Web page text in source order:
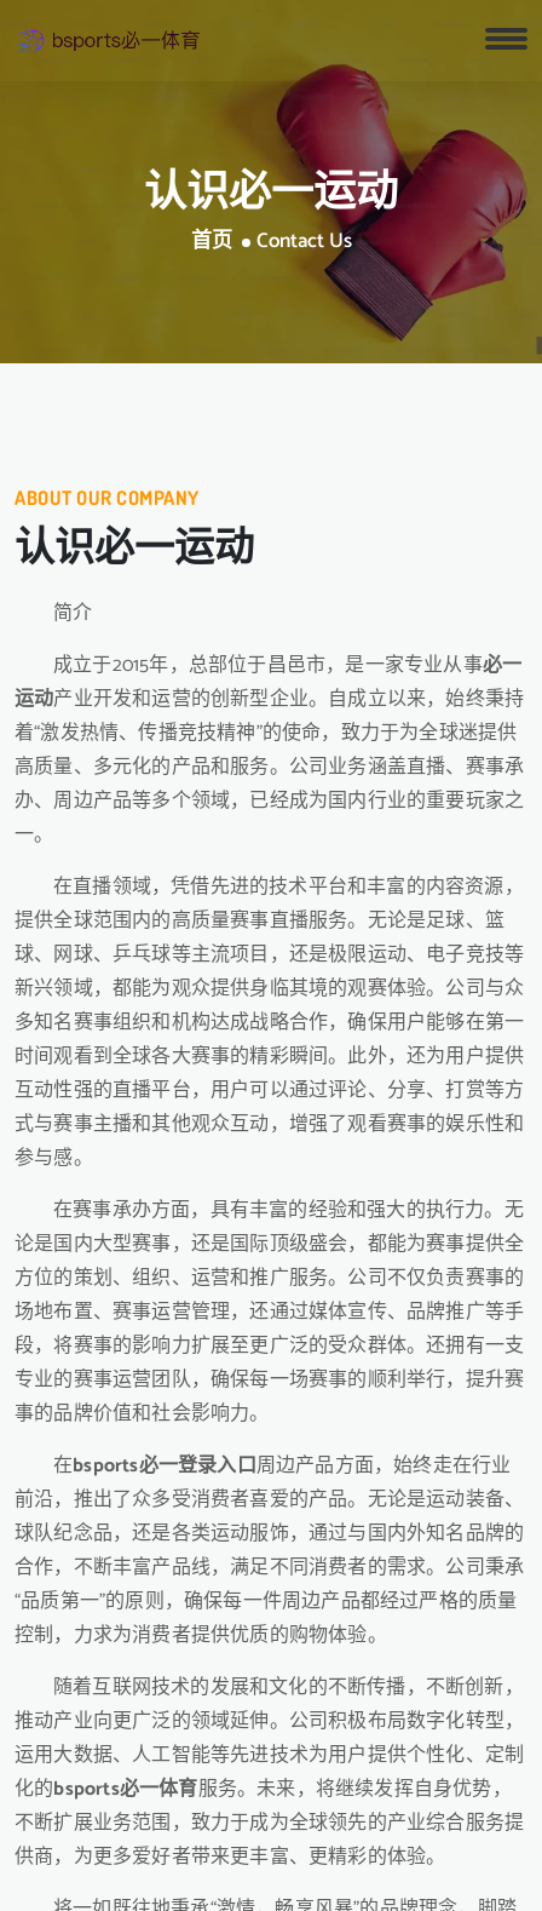
认识必一运动
首页 Contact Us
ABOUT OUR COMPANY
认识必一运动
简介
成立于2015年，总部位于昌邑市，是一家专业从事必一
运动产业开发和运营的创新型企业。自成立以来，始终秉持
着“激发热情、传播竞技精神”的使命，致力于为全球迷提供
高质量、多元化的产品和服务。公司业务涵盖直播、赛事承
办、周边产品等多个领域，已经成为国内行业的重要玩家之
一。
在直播领域，凭借先进的技术平台和丰富的内容资源，
提供全球范围内的高质量赛事直播服务。无论是足球、篮
球、网球、乒乓球等主流项目，还是极限运动、电子竞技等
新兴领域，都能为观众提供身临其境的观赛体验。公司与众
多知名赛事组织和机构达成战略合作，确保用户能够在第一
时间观看到全球各大赛事的精彩瞬间。此外，还为用户提供
互动性强的直播平台，用户可以通过评论、分享、打赏等方
式与赛事主播和其他观众互动，增强了观看赛事的娱乐性和
参与感。
在赛事承办方面，具有丰富的经验和强大的执行力。无
论是国内大型赛事，还是国际顶级盛会，都能为赛事提供全
方位的策划、组织、运营和推广服务。公司不仅负责赛事的
场地布置、赛事运营管理，还通过媒体宣传、品牌推广等手
段，将赛事的影响力扩展至更广泛的受众群体。还拥有一支
专业的赛事运营团队，确保每一场赛事的顺利举行，提升赛
事的品牌价值和社会影响力。
在bsports必一登录入口周边产品方面，始终走在行业
前沿，推出了众多受消费者喜爱的产品。无论是运动装备、
球队纪念品，还是各类运动服饰，通过与国内外知名品牌的
合作，不断丰富产品线，满足不同消费者的需求。公司秉承
“品质第一”的原则，确保每一件周边产品都经过严格的质量
控制，力求为消费者提供优质的购物体验。
随着互联网技术的发展和文化的不断传播，不断创新，
推动产业向更广泛的领域延伸。公司积极布局数字化转型，
运用大数据、人工智能等先进技术为用户提供个性化、定制
化的bsports必一体育服务。未来，将继续发挥自身优势，
不断扩展业务范围，致力于成为全球领先的产业综合服务提
供商，为更多爱好者带来更丰富、更精彩的体验。